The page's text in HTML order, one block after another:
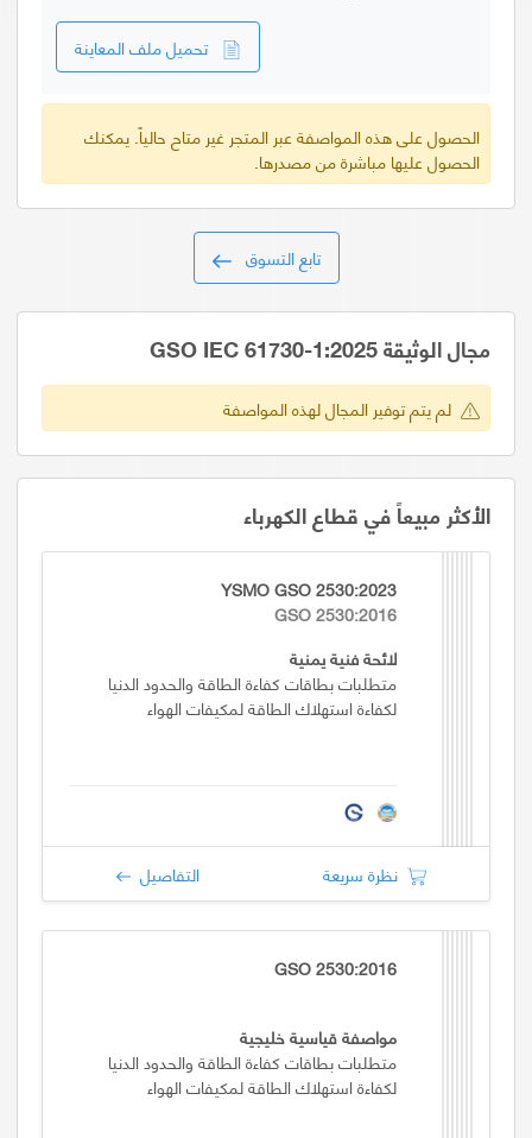
تحميل ملف المعاينة
الحصول على هذه المواصفة عبر المتجر غير متاح حالياً. يمكنك
الحصول عليها مباشرة من مصدرها.
تابع التسوق
مجال الوثيقة GSO IEC 61730-1:2025
لم يتم توفير المجال لهذه المواصفة
الأكثر مبيعاً في قطاع الكهرباء
YSMO GSO 2530:2023
GSO 2530:2016
لائحة فنية يمنية
متطلبات بطاقات كفاءة الطاقة والحدود الدنيا
لكفاءة استهلاك الطاقة لمكيفات الهواء
نظرة سريعة التفاصيل
GSO 2530:2016
مواصفة قياسية خليجية
متطلبات بطاقات كفاءة الطاقة والحدود الدنيا
لكفاءة استهلاك الطاقة لمكيفات الهواء